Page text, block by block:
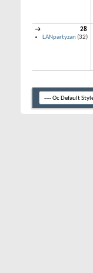
→
28
LANpartyzan (32)